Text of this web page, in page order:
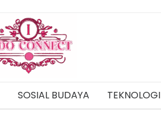
SOSIAL BUDAYA TEKNOLOGI